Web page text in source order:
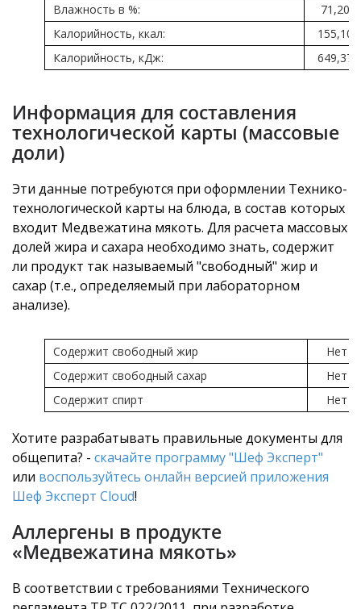
Влажность в %:
71,20
Калорийность, ккал:
155,10
Калорийность, кДж:
649,37
Информация для составления
технологической карты (массовые
доли)
Эти данные потребуются при оформлении Технико-
технологической карты на блюда, в состав которых
входит Медвежатина мякоть. Для расчета массовых
долей жира и сахара необходимо знать, содержит
ли продукт так называемый "свободный" жир и
сахар (т.е., определяемый при лабораторном
анализе).
Содержит свободный жир
Нет
Содержит свободный сахар
Нет
Содержит спирт
Нет
Хотите разрабатывать правильные документы для
общепита? - скачайте программу "Шеф Эксперт"
или воспользуйтесь онлайн версией приложения
Шеф Эксперт Cloud!
Аллергены в продукте
«Медвежатина мякоть»
В соответствии с требованиями Технического